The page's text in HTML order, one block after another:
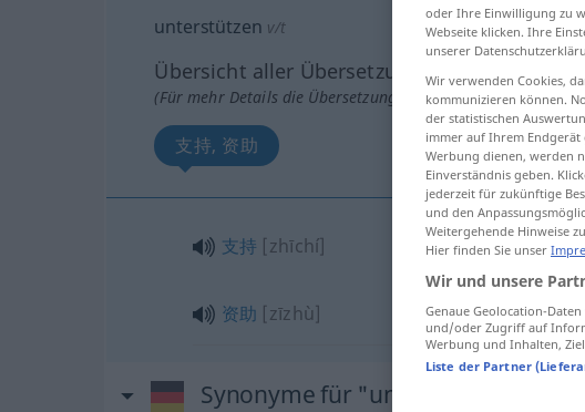
unterstützen v/t
Übersicht aller Übersetzungen
(Für mehr Details die Übersetzung anklicken/antippen)
支持, 资助
支持 [zhīchí]
资助 [zīzhù]
Synonyme für "unterstützen"
oder Ihre Einwilligung zu
Webseite klicken. Ihre
unserer
Wir verwenden Cookies,
kommunizieren können.
der statistischen
immer auf Ihrem
Werbung dienen, werden
Einverständnis geben.
jederzeit für zukünftige
und den
Weitergehende Hinweise
Hier finden Sie unser
Wir und unsere
Genaue Geolocation-
und/oder Zugriff auf
Werbung und Inhalten,
Liste der Partner